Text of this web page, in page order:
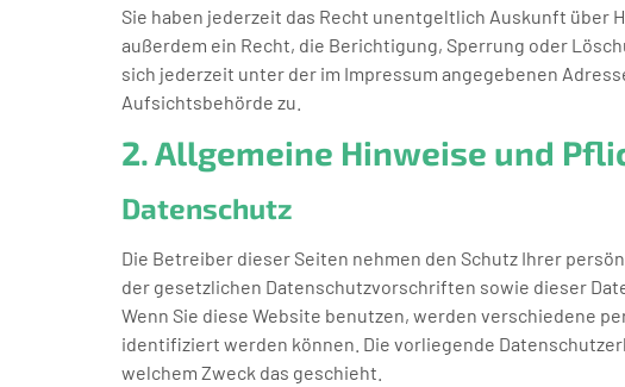
Sie haben jederzeit das Recht unentgeltlich Auskunft über
außerdem ein Recht, die Berichtigung, Sperrung oder
sich jederzeit unter der im Impressum angegebenen
Aufsichtsbehörde zu.
2. Allgemeine Hinweise und
Datenschutz
Die Betreiber dieser Seiten nehmen den Schutz Ihrer
der gesetzlichen Datenschutzvorschriften sowie dieser
Wenn Sie diese Website benutzen, werden verschiedene
identifiziert werden können. Die vorliegende
welchem Zweck das geschieht.